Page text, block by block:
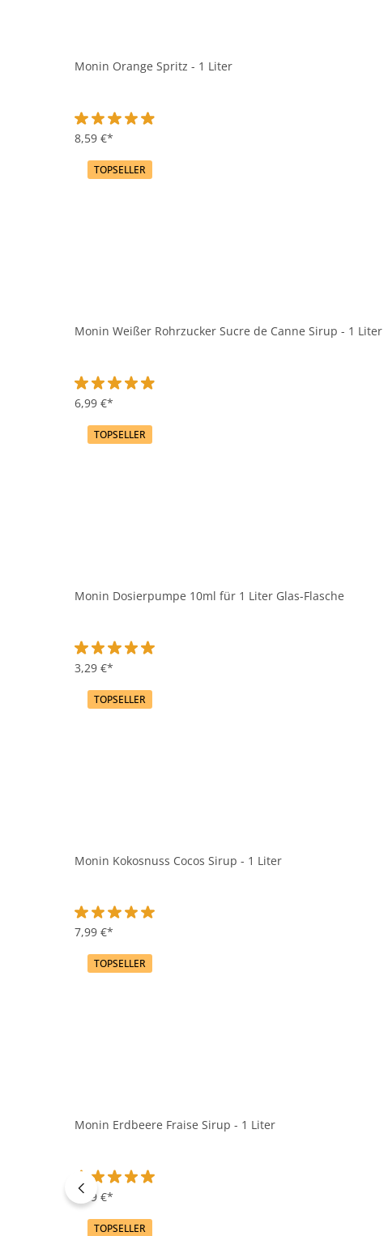
Monin Orange Spritz - 1 Liter
Durchschnittliche Bewertung von 4.9 von 5 Sternen
8,59 €*
TOPSELLER
Monin Weißer Rohrzucker Sucre de Canne Sirup - 1 Liter
Durchschnittliche Bewertung von 4.9 von 5 Sternen
6,99 €*
TOPSELLER
Monin Dosierpumpe 10ml für 1 Liter Glas-Flasche
Durchschnittliche Bewertung von 5 von 5 Sternen
3,29 €*
TOPSELLER
Monin Kokosnuss Cocos Sirup - 1 Liter
Durchschnittliche Bewertung von 5 von 5 Sternen
7,99 €*
TOPSELLER
Monin Erdbeere Fraise Sirup - 1 Liter
Durchschnittliche Bewertung von 5 von 5 Sternen
7,99 €*
TOPSELLER